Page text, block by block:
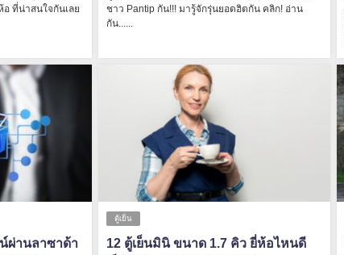
อ ที่น่าสนใจกันเลย
ชาว Pantip กัน!!! มารู้จักรุ่นยอดฮิตกัน คลิก! อ่าน
กัน......
ผ่านลาซาด้า
ตู้เย็น
12 ตู้เย็นมินิ ขนาด 1.7 คิว ยี่ห้อไหนดี